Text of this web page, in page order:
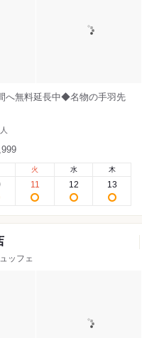
へ無料延長中◆名物の手羽先
人
火
11
水
12
木
13
ッフェ